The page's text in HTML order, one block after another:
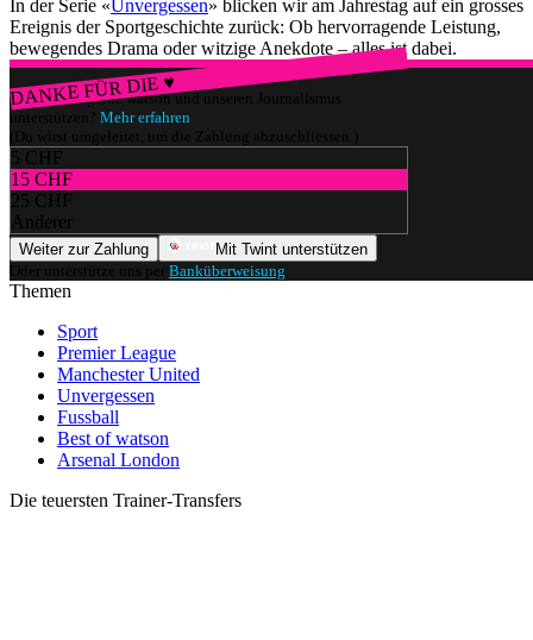
In der Serie «Unvergessen» blicken wir am Jahrestag auf ein grosses
Ereignis der Sportgeschichte zurück: Ob hervorragende Leistung,
bewegendes Drama oder witzige Anekdote – alles ist dabei.
DANKE FÜR DIE ♥
Würdest du gerne watson und unseren Journalismus
unterstützen? Mehr erfahren
(Du wirst umgeleitet, um die Zahlung abzuschliessen.)
5 CHF
15 CHF
25 CHF
Anderer
Weiter zur Zahlung
Mit Twint unterstützen
Oder unterstütze uns per Banküberweisung
Themen
Sport
Premier League
Manchester United
Unvergessen
Fussball
Best of watson
Arsenal London
Die teuersten Trainer-Transfers